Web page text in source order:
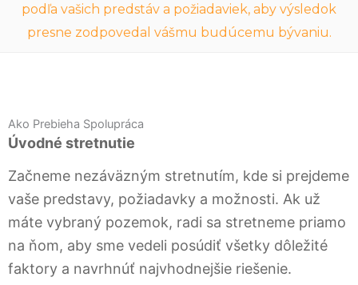
podľa vašich predstáv a požiadaviek, aby výsledok
presne zodpovedal vášmu budúcemu bývaniu.
Ako Prebieha Spolupráca
Úvodné stretnutie
Začneme nezáväzným stretnutím, kde si prejdeme
vaše predstavy, požiadavky a možnosti. Ak už
máte vybraný pozemok, radi sa stretneme priamo
na ňom, aby sme vedeli posúdiť všetky dôležité
faktory a navrhnúť najvhodnejšie riešenie.